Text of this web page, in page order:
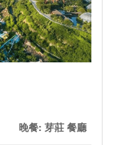
晚餐:芽莊 餐廳